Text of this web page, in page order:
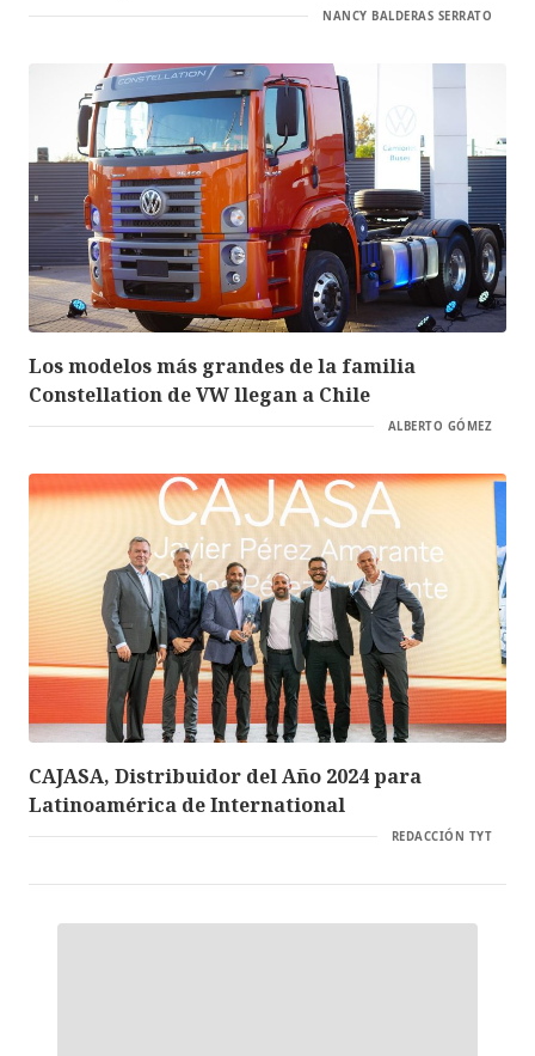
NANCY BALDERAS SERRATO
Los modelos más grandes de la familia
Constellation de VW llegan a Chile
ALBERTO GÓMEZ
CAJASA, Distribuidor del Año 2024 para
Latinoamérica de International
REDACCIÓN TYT